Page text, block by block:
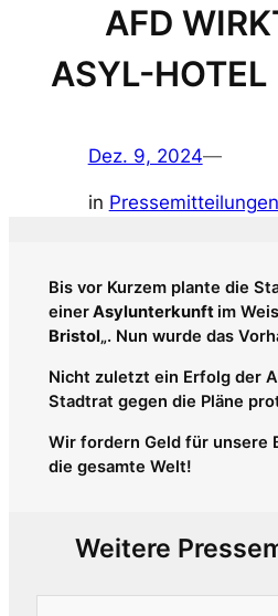
AFD
ASYL-
Dez. 9, 2024—
in Pressemitteilungen
Bis vor Kurzem plante die
einerAsylunterkunft im
Bristol„. Nun wurde das
Nicht zuletzt ein Erfolg der
Stadtrat gegen die Pläne
Wir fordern Geld für unsere
die gesamte Welt!
Weitere